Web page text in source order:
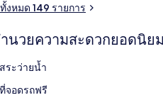
งหมด 149 รายการ
นวยความสะดวกยอดนิยม
สระว่ายน้ำ
ที่จอดรถฟรี